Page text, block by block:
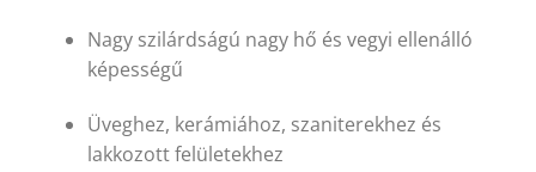
Nagy szilárdságú nagy hő és vegyi ellenálló
képességű
Üveghez, kerámiához, szaniterekhez és
lakkozott felületekhez